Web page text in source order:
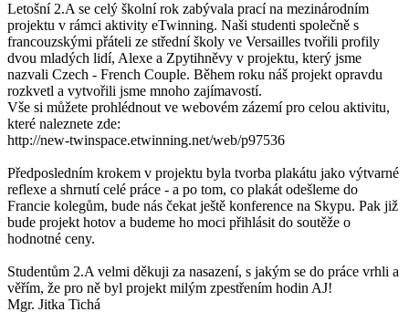
Letošní 2.A se celý školní rok zabývala prací na mezinárodním
projektu v rámci aktivity eTwinning. Naši studenti společně s
francouzskými přáteli ze střední školy ve Versailles tvořili profily
dvou mladých lidí, Alexe a Zpytihněvy v projektu, který jsme
nazvali Czech - French Couple. Během roku náš projekt opravdu
rozkvetl a vytvořili jsme mnoho zajímavostí.
Vše si můžete prohlédnout ve webovém zázemí pro celou aktivitu,
které naleznete zde:
http://new-twinspace.etwinning.net/web/p97536
Předposledním krokem v projektu byla tvorba plakátu jako výtvarné
reflexe a shrnutí celé práce - a po tom, co plakát odešleme do
Francie kolegům, bude nás čekat ještě konference na Skypu. Pak již
bude projekt hotov a budeme ho moci přihlásit do soutěže o
hodnotné ceny.
Studentům 2.A velmi děkuji za nasazení, s jakým se do práce vrhli a
věřím, že pro ně byl projekt milým zpestřením hodin AJ!
Mgr. Jitka Tichá